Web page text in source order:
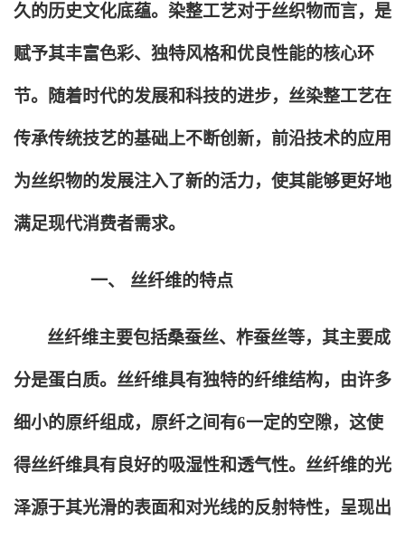
久的历史文化底蕴。染整工艺对于丝织物而言，是
赋予其丰富色彩、独特风格和优良性能的核心环
节。随着时代的发展和科技的进步，丝染整工艺在
传承传统技艺的基础上不断创新，前沿技术的应用
为丝织物的发展注入了新的活力，使其能够更好地
满足现代消费者需求。
一、 丝纤维的特点
丝纤维主要包括桑蚕丝、柞蚕丝等，其主要成
分是蛋白质。丝纤维具有独特的纤维结构，由许多
细小的原纤组成，原纤之间有6一定的空隙，这使
得丝纤维具有良好的吸湿性和透气性。丝纤维的光
泽源于其光滑的表面和对光线的反射特性，呈现出